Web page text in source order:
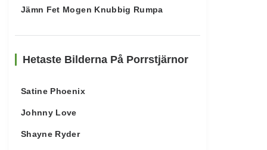
Jämn Fet Mogen Knubbig Rumpa
Hetaste Bilderna På Porrstjärnor
Satine Phoenix
Johnny Love
Shayne Ryder